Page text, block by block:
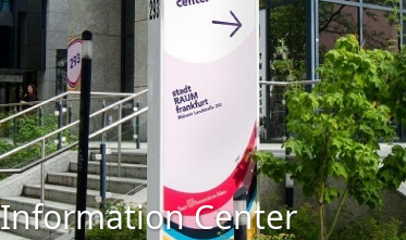
Center